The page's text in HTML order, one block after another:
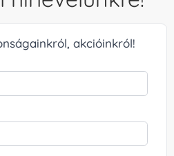
akcióinkról!